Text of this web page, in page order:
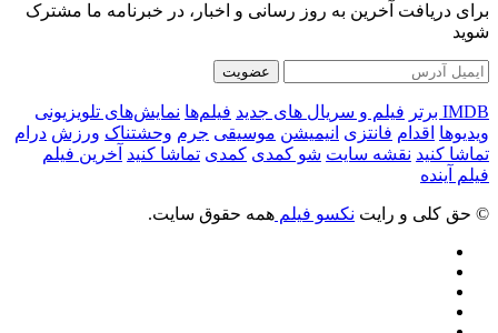
برای دریافت آخرین به روز رسانی و اخبار، در خبرنامه ما مشترک
شوید
عضویت
IMDB برتر فیلم و سریال های جدید فیلم‌ها نمایش‌های تلویزیونی
ویدیوها اقدام فانتزی انیمیشن موسیقی جرم وحشتناک ورزش درام
تماشا کنید نقشه سایت شو کمدی کمدی تماشا کنید آخرین فیلم
فیلم آینده
© حق کلی و رایت نکسو فیلم همه حقوق سایت.